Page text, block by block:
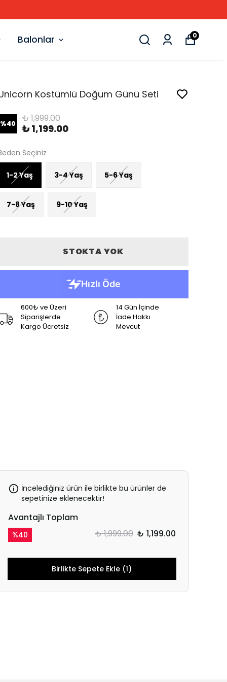
Balonlar 0
Kostümlü Doğum Günü Seti
%40 ₺ 1,999.00
₺ 1,199.00
Seçiniz
1-2 Yaş 3-4 Yaş 5-6 Yaş
7-8 Yaş 9-10 Yaş
STOKTA YOK
600₺ ve Üzeri
Siparişlerde
Kargo Ücretsiz
14 Gün İçinde
İade Hakkı
Mevcut
İncelediğiniz ürün ile birlikte bu ürünler de
sepetinize eklenecektir!
Avantajlı Toplam
%40 ₺ 1,999.00 ₺ 1,199.00
Birlikte Sepete Ekle (1)